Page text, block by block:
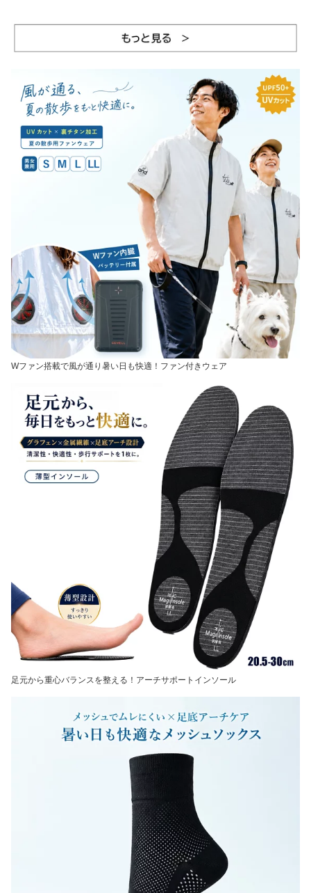
ッド オフ グレー
Wファン搭載で風が通り暑い日も快適！ファン付きウェア
足元から重心バランスを整える！アーチサポートインソール